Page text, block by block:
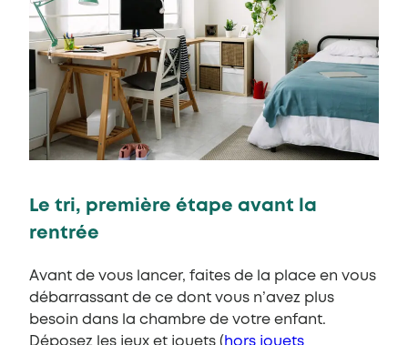
Le tri, première étape avant la
rentrée
Avant de vous lancer, faites de la place en vous
débarrassant de ce dont vous n’avez plus
besoin dans la chambre de votre enfant.
Déposez les jeux et jouets ( hors jouets